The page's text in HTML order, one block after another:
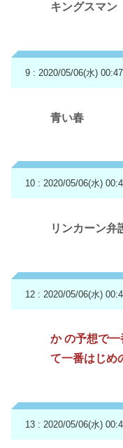
キングスマン
9 : 2020/05/06(水)
青い春
10 : 2020/05/06(水)
リンカーン弁
12 : 2020/05/06(水)
か の予想で
て一番はじめ
13 : 2020/05/06(水)